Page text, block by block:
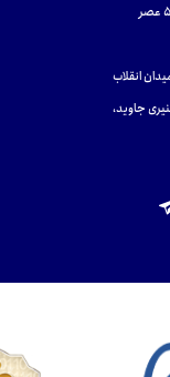
انقلاب
جاوید،